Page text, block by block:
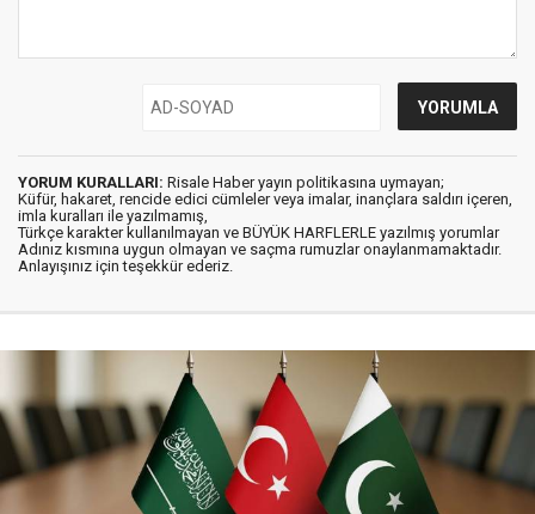
YORUM KURALLARI: Risale Haber yayın politikasına uymayan;
Küfür, hakaret, rencide edici cümleler veya imalar, inançlara saldırı içeren,
imla kuralları ile yazılmamış,
Türkçe karakter kullanılmayan ve BÜYÜK HARFLERLE yazılmış yorumlar
Adınız kısmına uygun olmayan ve saçma rumuzlar onaylanmamaktadır.
Anlayışınız için teşekkür ederiz.